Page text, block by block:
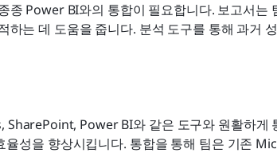
종 Power BI와의 통합이 필요합니다. 보고서는
하는 데 도움을 줍니다. 분석 도구를 통해 과거
Power BI와 같은 도구와 원활하게
율성을 향상시킵니다. 통합을 통해 팀은 기존